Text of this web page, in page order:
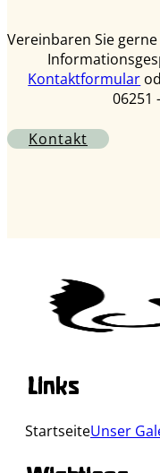
Vereinbaren Sie
Kontaktformular
06251
Kontakt
Links
StartseiteUnser